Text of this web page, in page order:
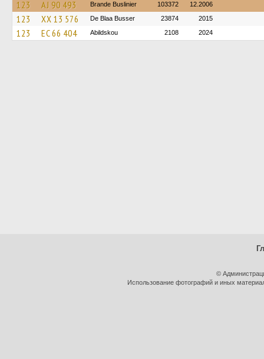
123 AJ 90 493 Brande Buslinier 103372 12.2006
123 XX 13 576 De Blaa Busser 23874 2015
123 EC 66 404 Abildskou 2108 2024
©
Использование фотографий и иных